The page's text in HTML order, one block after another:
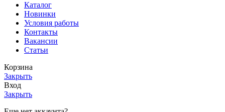
Каталог
Новинки
Условия работы
Контакты
Вакансии
Статьи
Корзина
Закрыть
Вход
Закрыть